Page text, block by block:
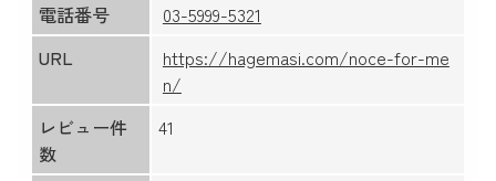
電話番号
03-5999-5321
URL
https://hagemasi.com/noce-for-me
n/
レビュー件
数
41